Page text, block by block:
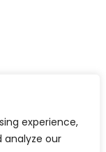
experience,
analyze our